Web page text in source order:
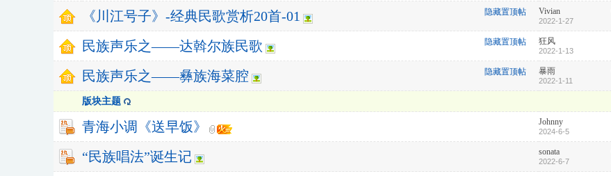
隐藏置顶帖
《川江号子》-经典民歌赏析20首-01 Vivian
2022-1-27
隐藏置顶帖
民族声乐之——达斡尔族民歌 狂风
2022-1-13
隐藏置顶帖
民族声乐之——彝族海菜腔 暴雨
2022-1-11
版块主题
青海小调《送早饭》 Johnny
2024-6-5
“民族唱法”诞生记 sonata
2022-6-7